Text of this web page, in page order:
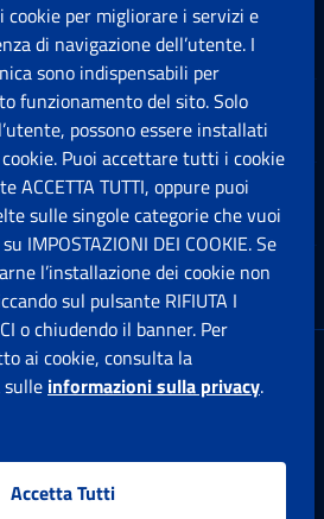
: Via Ciro il Grande, 21
per migliorare i servizi e
di navigazione dell’utente. I
sono indispensabili per
funzionamento del sito. Solo
possono essere installati
Puoi accettare tutti i cookie
ACCETTA TUTTI, oppure puoi
sulle singole categorie che vuoi
IMPOSTAZIONI DEI COOKIE. Se
l’installazione dei cookie non
sul pulsante RIFIUTA I
o chiudendo il banner. Per
ai cookie, consulta la
informazioni sulla privacy.
Accetta Tutti